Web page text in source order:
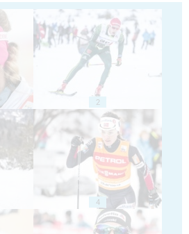
2
4